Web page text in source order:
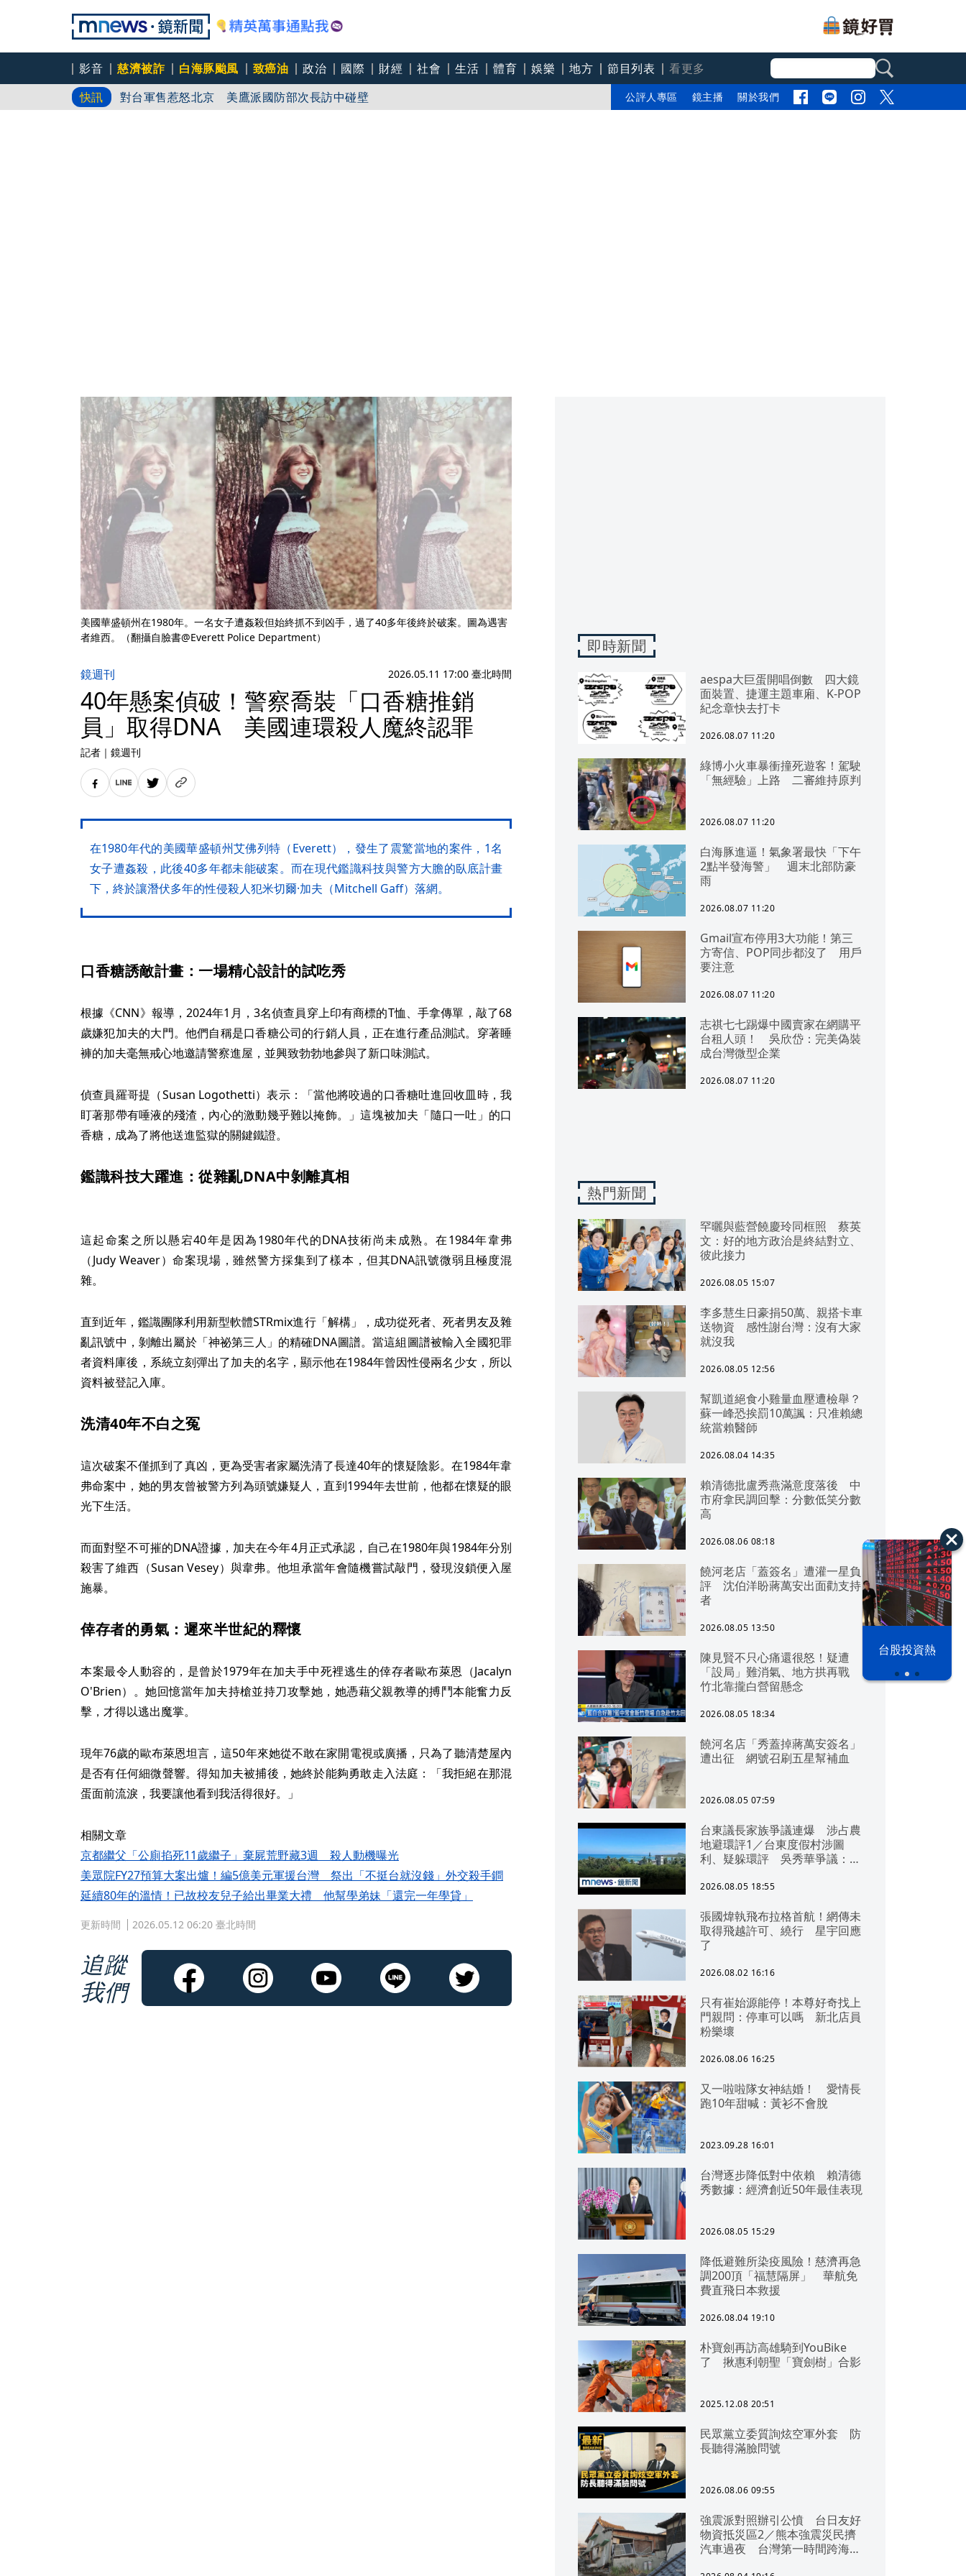
影音 慈濟被詐 白海豚颱風 致癌油 政治 國際 財經 社會 生活 體育 娛樂 地方 節目列表
看更多
快訊
對台軍售惹怒北京 美鷹派國防部次長訪中碰壁
慈濟挨詐十億／跟陳時中道歉？ 蔣萬安嗆：當時政府買夠疫苗民間就不用採購
公評人專區 鏡主播 關於我們
之下
台股投資熱
美國華盛頓州在1980年。一名女子遭姦殺但始終抓不到凶手，過了40多年後終於破案。圖為遇害
者維西。（翻攝自臉書@Everett Police Department）
鏡週刊 2026.05.11 17:00 臺北時間
40年懸案偵破！警察喬裝「口香糖推銷
員」取得DNA 美國連環殺人魔終認罪
記者 ｜ 鏡週刊
在1980年代的美國華盛頓州艾佛列特（Everett），發生了震驚當地的案件，1名
女子遭姦殺，此後40多年都未能破案。而在現代鑑識科技與警方大膽的臥底計畫
下，終於讓潛伏多年的性侵殺人犯米切爾·加夫（Mitchell Gaff）落網。
口香糖誘敵計畫：一場精心設計的試吃秀
根據《CNN》報導，2024年1月，3名偵查員穿上印有商標的T恤、手拿傳單，敲了68
歲嫌犯加夫的大門。他們自稱是口香糖公司的行銷人員，正在進行產品測試。穿著睡
褲的加夫毫無戒心地邀請警察進屋，並興致勃勃地參與了新口味測試。
偵查員羅哥提（Susan Logothetti）表示：「當他將咬過的口香糖吐進回收皿時，我
盯著那帶有唾液的殘渣，內心的激動幾乎難以掩飾。」這塊被加夫「隨口一吐」的口
香糖，成為了將他送進監獄的關鍵鐵證。
鑑識科技大躍進：從雜亂DNA中剝離真相
這起命案之所以懸宕40年是因為1980年代的DNA技術尚未成熟。在1984年韋弗
（Judy Weaver）命案現場，雖然警方採集到了樣本，但其DNA訊號微弱且極度混
雜。
直到近年，鑑識團隊利用新型軟體STRmix進行「解構」，成功從死者、死者男友及雜
亂訊號中，剝離出屬於「神祕第三人」的精確DNA圖譜。當這組圖譜被輸入全國犯罪
者資料庫後，系統立刻彈出了加夫的名字，顯示他在1984年曾因性侵兩名少女，所以
資料被登記入庫。
洗清40年不白之冤
這次破案不僅抓到了真凶，更為受害者家屬洗清了長達40年的懷疑陰影。在1984年韋
弗命案中，她的男友曾被警方列為頭號嫌疑人，直到1994年去世前，他都在懷疑的眼
光下生活。
而面對堅不可摧的DNA證據，加夫在今年4月正式承認，自己在1980年與1984年分別
殺害了維西（Susan Vesey）與韋弗。他坦承當年會隨機嘗試敲門，發現沒鎖便入屋
施暴。
倖存者的勇氣：遲來半世紀的釋懷
本案最令人動容的，是曾於1979年在加夫手中死裡逃生的倖存者歐布萊恩（Jacalyn
O'Brien）。她回憶當年加夫持槍並持刀攻擊她，她憑藉父親教導的搏鬥本能奮力反
擊，才得以逃出魔掌。
現年76歲的歐布萊恩坦言，這50年來她從不敢在家開電視或廣播，只為了聽清楚屋內
是否有任何細微聲響。得知加夫被捕後，她終於能夠勇敢走入法庭：「我拒絕在那混
蛋面前流淚，我要讓他看到我活得很好。」
相關文章
京都繼父「公廁掐死11歲繼子」棄屍荒野藏3週 殺人動機曝光
美眾院FY27預算大案出爐！編5億美元軍援台灣 祭出「不挺台就沒錢」外交殺手鐧
延續80年的溫情！已故校友兒子給出畢業大禮 他幫學弟妹「還完一年學貸」
更新時間 2026.05.12 06:20 臺北時間
追蹤
我們
即時新聞
aespa大巨蛋開唱倒數 四大鏡
面裝置、捷運主題車廂、K-POP
紀念章快去打卡
2026.08.07 11:20
綠博小火車暴衝撞死遊客！駕駛
「無經驗」上路 二審維持原判
2026.08.07 11:20
白海豚進逼！氣象署最快「下午
2點半發海警」 週末北部防豪
雨
2026.08.07 11:20
Gmail宣布停用3大功能！第三
方寄信、POP同步都沒了 用戶
要注意
2026.08.07 11:20
志祺七七踢爆中國賣家在網購平
台租人頭！ 吳欣岱：完美偽裝
成台灣微型企業
2026.08.07 11:20
熱門新聞
罕曬與藍營饒慶玲同框照 蔡英
文：好的地方政治是終結對立、
彼此接力
2026.08.05 15:07
李多慧生日豪捐50萬、親搭卡車
送物資 感性謝台灣：沒有大家
就沒我
2026.08.05 12:56
幫凱道絕食小雞量血壓遭檢舉？
蘇一峰恐挨罰10萬諷：只准賴總
統當賴醫師
2026.08.04 14:35
賴清德批盧秀燕滿意度落後 中
市府拿民調回擊：分數低笑分數
高
2026.08.06 08:18
饒河老店「蓋簽名」遭灌一星負
評 沈伯洋盼蔣萬安出面勸支持
者
2026.08.05 13:50
陳見賢不只心痛還很怒！疑遭
「設局」難消氣、地方拱再戰
竹北靠攏白營留懸念
2026.08.05 18:34
饒河名店「秀蓋掉蔣萬安簽名」
遭出征 網號召刷五星幫補血
2026.08.05 07:59
台東議長家族爭議連爆 涉占農
地避環評1／台東度假村涉圖
利、疑躲環評 吳秀華爭議：概
2026.08.05 18:55
張國煒執飛布拉格首航！網傳未
取得飛越許可、繞行 星宇回應
了
2026.08.02 16:16
只有崔始源能停！本尊好奇找上
門親問：停車可以嗎 新北店員
粉樂壞
2026.08.06 16:25
又一啦啦隊女神結婚！ 愛情長
跑10年甜喊：黃衫不會脫
2023.09.28 16:01
台灣逐步降低對中依賴 賴清德
秀數據：經濟創近50年最佳表現
2026.08.05 15:29
降低避難所染疫風險！慈濟再急
調200頂「福慧隔屏」 華航免
費直飛日本救援
2026.08.04 19:10
朴寶劍再訪高雄騎到YouBike
了 揪惠利朝聖「寶劍樹」合影
2025.12.08 20:51
民眾黨立委質詢炫空軍外套 防
長聽得滿臉問號
2026.08.06 09:55
強震派對照辦引公憤 台日友好
物資抵災區2／熊本強震災民擠
汽車過夜 台灣第一時間跨海急